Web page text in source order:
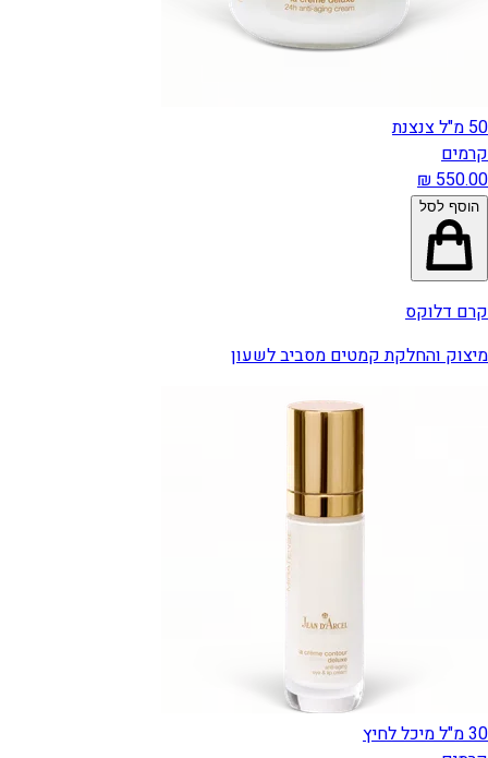
50 מ"ל צנצנת
קרמים
הוסף לסל
קרם דלוקס
מיצוק והחלקת קמטים מסביב לשעון
30 מ"ל מיכל לחיץ